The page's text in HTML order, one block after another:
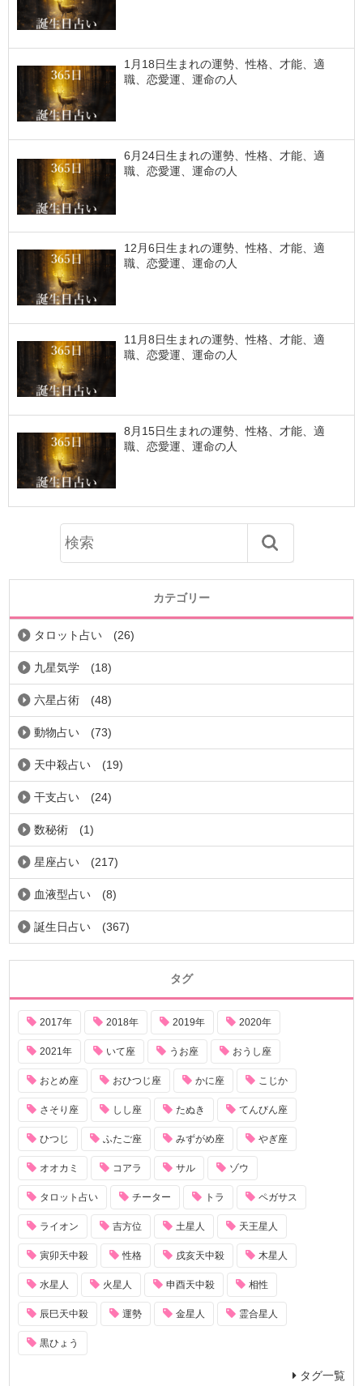
1月18日生まれの運勢、性格、才能、適
職、恋愛運、運命の人
6月24日生まれの運勢、性格、才能、適
職、恋愛運、運命の人
12月6日生まれの運勢、性格、才能、適
職、恋愛運、運命の人
11月8日生まれの運勢、性格、才能、適
職、恋愛運、運命の人
8月15日生まれの運勢、性格、才能、適
職、恋愛運、運命の人
カテゴリー
タロット占い (26)
九星気学 (18)
六星占術 (48)
動物占い (73)
天中殺占い (19)
干支占い (24)
数秘術 (1)
星座占い (217)
血液型占い (8)
誕生日占い (367)
タグ
2017年 2018年 2019年 2020年
2021年 いて座 うお座 おうし座
おとめ座 おひつじ座 かに座 こじか
さそり座 しし座 たぬき てんびん座
ひつじ ふたご座 みずがめ座 やぎ座
オオカミ コアラ サル ゾウ
タロット占い チーター トラ ペガサス
ライオン 吉方位 土星人 天王星人
寅卯天中殺 性格 戌亥天中殺 木星人
水星人 火星人 申酉天中殺 相性
辰巳天中殺 運勢 金星人 霊合星人
黒ひょう
タグ一覧